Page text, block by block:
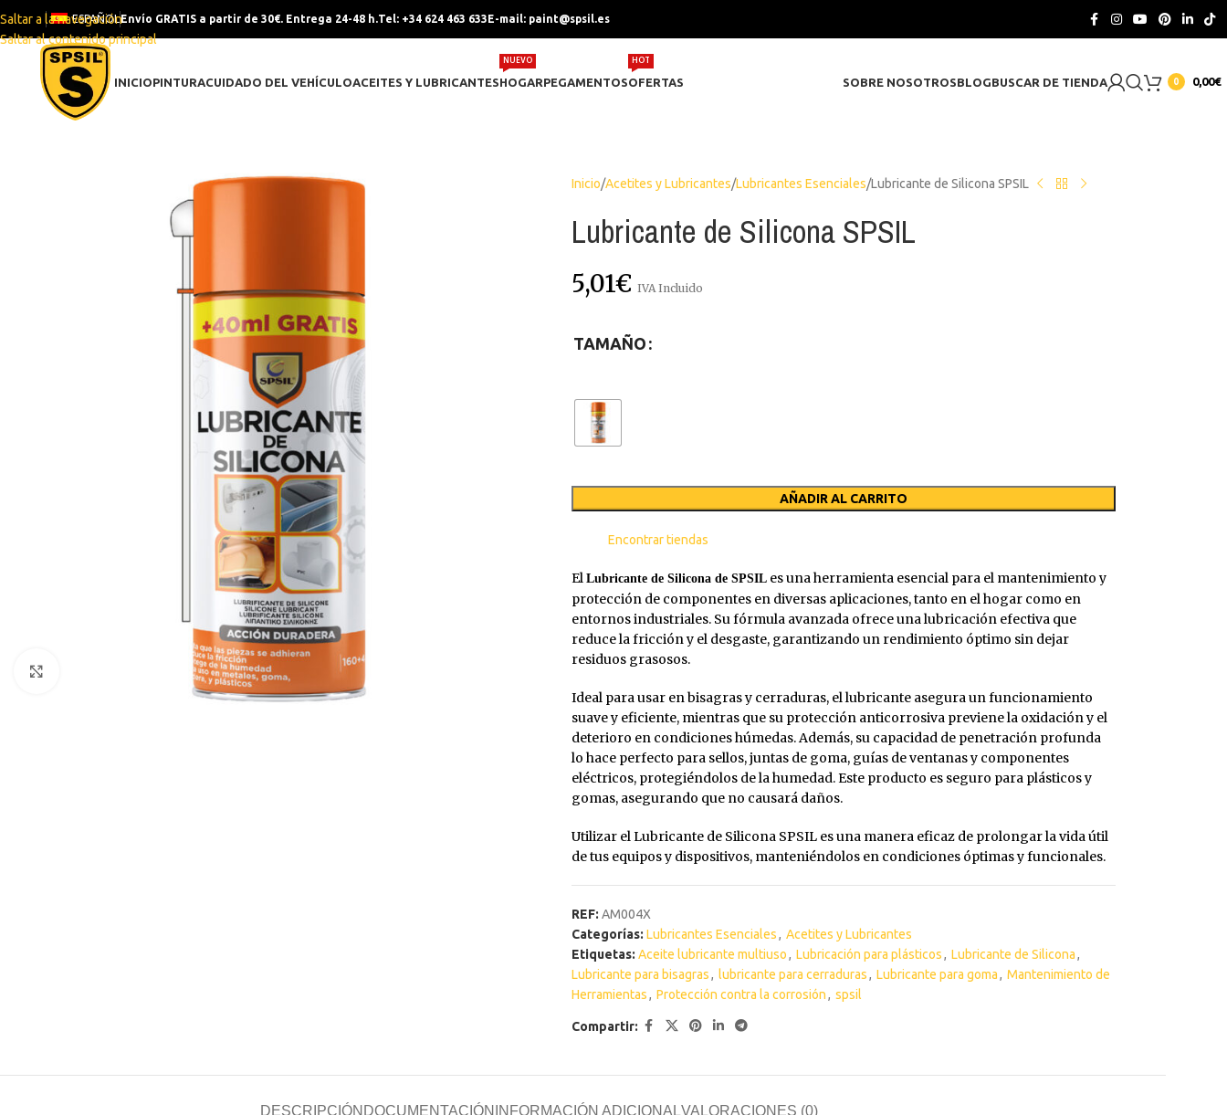
Saltar a la navegación
Saltar al contenido principal
ESPAÑOLEnvío GRATIS a partir de 30€. Entrega 24-48 h.Tel: +34 624 463 633E-mail: paint@spsil.es
INICIOPINTURA
ESMALTES
Al Disolvente
Antioxidante
PIZARRA PLÁSTICA
Exterior
Interior y Exterior
Interior y Exterior PREMIUM
TRATAMIENTO MADERA
Barniz Al Disolvente
CUIDADO DEL VEHÍCULO
CONDUCTOR
Limpia Grasas
FAROS
Abrillantador Faros
FRENOS
Limpia Frenos
ACEITES Y LUBRICANTESHOGAR
NUEVO
PEGAMENTOSOFERTAS
HOT
SOBRE NOSOTROSBLOGBUSCAR DE TIENDA 0 0,00€
Inicio Acetites y Lubricantes Lubricantes Esenciales Lubricante de Silicona SPSIL
Lubricante de Silicona SPSIL
5,01€ IVA Incluido
TAMAÑO
AÑADIR AL CARRITO
Encontrar tiendas
El Lubricante de Silicona de SPSILes una herramienta esencial para el mantenimiento y
protección de componentes en diversas aplicaciones, tanto en el hogar como en
entornos industriales. Su fórmula avanzada ofrece una lubricación efectiva que
reduce la fricción y el desgaste, garantizando un rendimiento óptimo sin dejar
residuos grasosos.
Ideal para usar en bisagras y cerraduras, el lubricante asegura un funcionamiento
suave y eficiente, mientras que su protección anticorrosiva previene la oxidación y el
deterioro en condiciones húmedas. Además, su capacidad de penetración profunda
lo hace perfecto para sellos, juntas de goma, guías de ventanas y componentes
eléctricos, protegiéndolos de la humedad. Este producto es seguro para plásticos y
gomas, asegurando que no causará daños.
Utilizar el Lubricante de Silicona SPSIL es una manera eficaz de prolongar la vida útil
de tus equipos y dispositivos, manteniéndolos en condiciones óptimas y funcionales.
REF: AM004X
Categorías: Lubricantes Esenciales, Acetites y Lubricantes
Etiquetas: Aceite lubricante multiuso, Lubricación para plásticos, Lubricante de Silicona,
Lubricante para bisagras, lubricante para cerraduras, Lubricante para goma, Mantenimiento de
Herramientas, Protección contra la corrosión, spsil
Compartir:
DESCRIPCIÓN DOCUMENTACIÓN INFORMACIÓN ADICIONALVALORACIONES (0)